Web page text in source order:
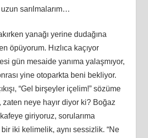
sarılmalarım…
yanağı yerine dudağına
öpüyorum. Hızlıca kaçıyor
gün mesaide yanıma yalaşmıyor,
yine otoparkta beni bekliyor.
“Gel birşeyler içelim!” sözüme
zaten neye hayır diyor ki? Boğaz
giriyoruz, sorularıma
iki kelimelik, aynı sessizlik. “Ne